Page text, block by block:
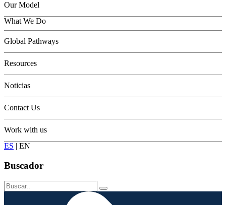
Our Model
What We Do
Youth
Adults
Seniors
Conservation
Global Pathways
Resources
Noticias
Contact Us
Work with us
ES | EN
Buscador